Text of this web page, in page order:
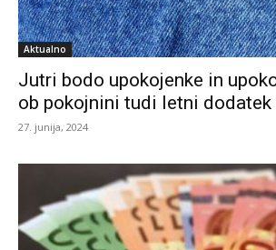
Aktualno
Jutri bodo upokojenke in
ob pokojnini tudi letni dodatek
27. junija, 2024